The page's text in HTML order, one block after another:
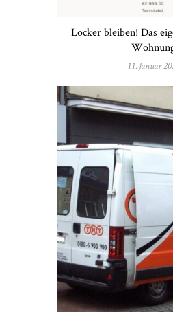
Locker bleiben! Das
11. Januar